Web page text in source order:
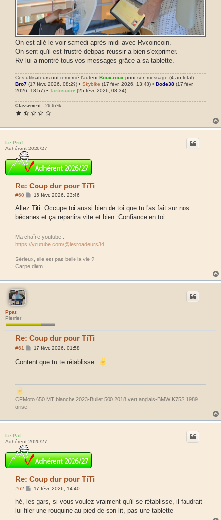
On est allé le voir samedi après-midi avec Rvcoincoin.
On sent qu'il est frustré debpas réussir a bien s'exprimer.
Rv lui a montré tous vos messages grâce a sa tablette.
Ces utilisateurs ont remercié l’auteurBouc-roux pour son message (4 au total) :
Bro7 (17 févr. 2026, 08:29) • Skybike (17 févr. 2026, 13:48) • Dode38 (17 févr.
2026, 18:57) • Tartosucre (25 févr. 2026, 08:34)
Classement : 26.67%
Le Prof
Adhérent 2026/27
Re: Coup dur pour TiTi
#60
M
s
a
16 févr. 2026, 23:46
Allez Titi. Occupe toi aussi bien de toi que tu l'as fait sur nos
bécanes et ça repartira vite et bien. Confiance en toi.
Ma chaîne youtube :
https://youtube.com/@lesroadeurs34
Sérieux, elle est pas belle la vie ?
Carpe diem.
Ppat
Pierrier
Re: Coup dur pour TiTi
#61
M
s
17 févr. 2026, 01:58
Content que tu te rétablisse.
CFMoto 650 MT blanche 2023-Bullet 500 2018 vert anglais-BMW K75S 1989
grise
Le Pat
Adhérent 2026/27
Re: Coup dur pour TiTi
#62
M
s
a
17 févr. 2026, 14:40
hé, les gars, si vous voulez vraiment qu'il se rétablisse, il faudrait
lui filer une rouquine au pied de son lit, pas une tablette